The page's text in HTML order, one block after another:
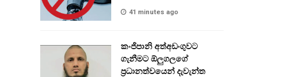
41 minutes ago
කංජිපානි අත්අඩංගුවට
ගැනීමට ඕලුගලගේ
ප්‍රධානත්වයෙන් දැවැන්ත